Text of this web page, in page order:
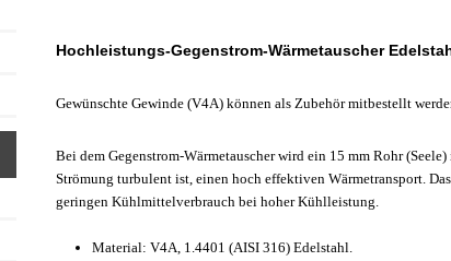
Hochleistungs-Gegenstrom-Wärmetauscher
Gewünschte Gewinde (V4A) können als Zubehör mitbestellt
Bei dem Gegenstrom-Wärmetauscher wird ein 15 mm Rohr
Strömung turbulent ist, einen hoch effektiven Wärmetransport.
geringen Kühlmittelverbrauch bei hoher Kühlleistung.
Material: V4A, 1.4401 (AISI 316) Edelstahl.